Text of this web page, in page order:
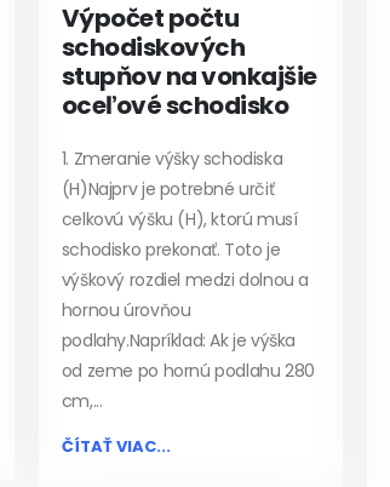
Výpočet počtu
schodiskových
stupňov na vonkajšie
oceľové schodisko
1. Zmeranie výšky schodiska
(H)Najprv je potrebné určiť
celkovú výšku (H), ktorú musí
schodisko prekonať. Toto je
výškový rozdiel medzi dolnou a
hornou úrovňou
podlahy.Napríklad: Ak je výška
od zeme po hornú podlahu 280
cm,...
ČÍTAŤ VIAC...